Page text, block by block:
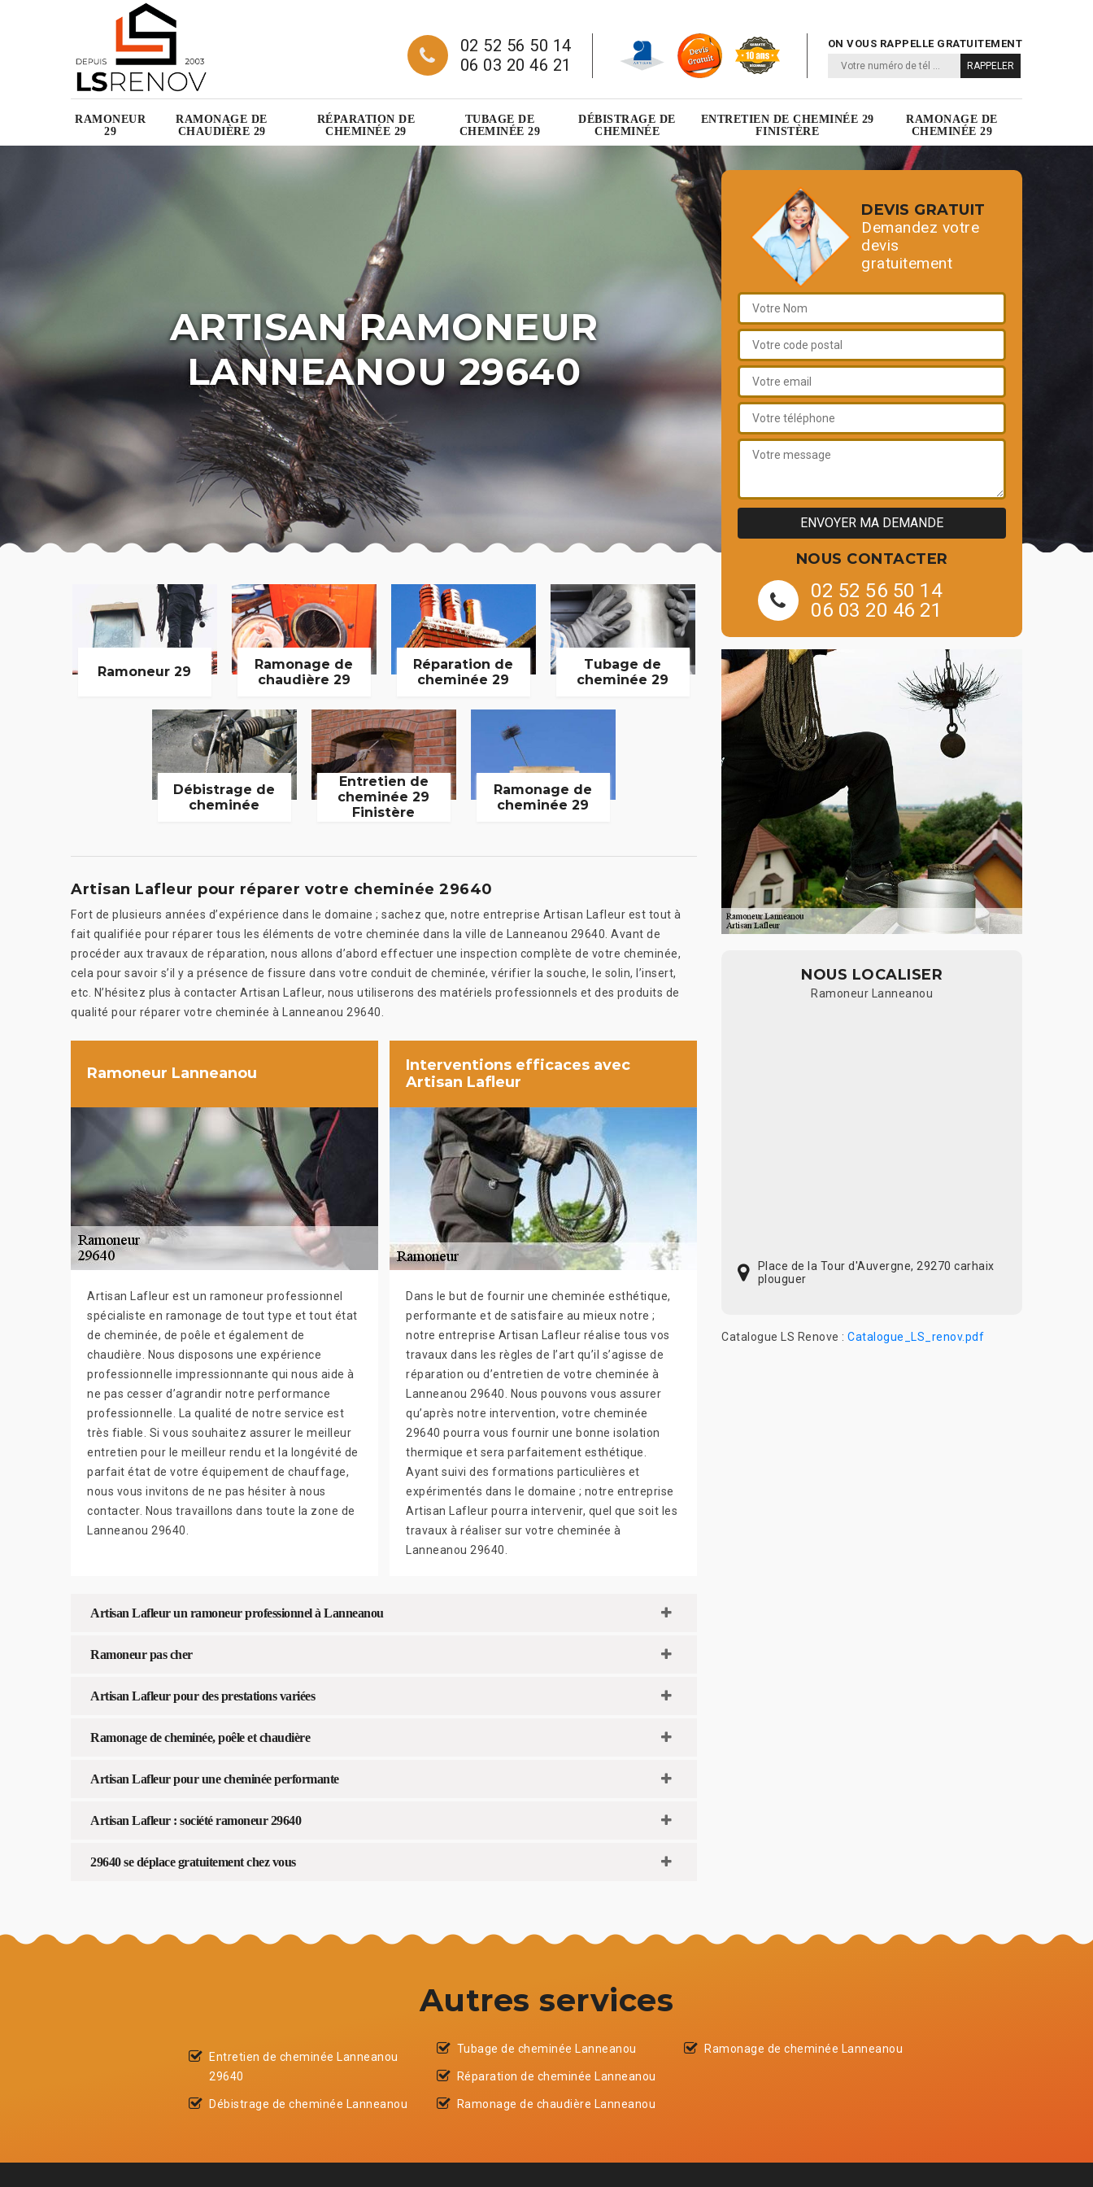
02 52 56 50 14
06 03 20 46 21
ON VOUS RAPPELLE GRATUITEMENT
RAMONEUR
29
RAMONAGE DE
CHAUDIÈRE 29
RÉPARATION DE
CHEMINÉE 29
TUBAGE DE
CHEMINÉE 29
DÉBISTRAGE DE
CHEMINÉE
ENTRETIEN DE CHEMINÉE 29
FINISTÈRE
RAMONAGE DE
CHEMINÉE 29
ARTISAN RAMONEUR
LANNEANOU 29640
Ramoneur 29
Ramonage de
chaudière 29
Réparation de
cheminée 29
Tubage de
cheminée 29
Débistrage de
cheminée
Entretien de
cheminée 29
Finistère
Ramonage de
cheminée 29
Artisan Lafleur pour réparer votre cheminée 29640
Fort de plusieurs années d’expérience dans le domaine ; sachez que, notre entreprise Artisan Lafleur est tout à
fait qualifiée pour réparer tous les éléments de votre cheminée dans la ville de Lanneanou 29640. Avant de
procéder aux travaux de réparation, nous allons d’abord effectuer une inspection complète de votre cheminée,
cela pour savoir s’il y a présence de fissure dans votre conduit de cheminée, vérifier la souche, le solin, l’insert,
etc. N’hésitez plus à contacter Artisan Lafleur, nous utiliserons des matériels professionnels et des produits de
qualité pour réparer votre cheminée à Lanneanou 29640.
Ramoneur Lanneanou
Artisan Lafleur est un ramoneur professionnel
spécialiste en ramonage de tout type et tout état
de cheminée, de poêle et également de
chaudière. Nous disposons une expérience
professionnelle impressionnante qui nous aide à
ne pas cesser d’agrandir notre performance
professionnelle. La qualité de notre service est
très fiable. Si vous souhaitez assurer le meilleur
entretien pour le meilleur rendu et la longévité de
parfait état de votre équipement de chauffage,
nous vous invitons de ne pas hésiter à nous
contacter. Nous travaillons dans toute la zone de
Lanneanou 29640.
Interventions efficaces avec
Artisan Lafleur
Dans le but de fournir une cheminée esthétique,
performante et de satisfaire au mieux notre ;
notre entreprise Artisan Lafleur réalise tous vos
travaux dans les règles de l’art qu’il s’agisse de
réparation ou d’entretien de votre cheminée à
Lanneanou 29640. Nous pouvons vous assurer
qu’après notre intervention, votre cheminée
29640 pourra vous fournir une bonne isolation
thermique et sera parfaitement esthétique.
Ayant suivi des formations particulières et
expérimentés dans le domaine ; notre entreprise
Artisan Lafleur pourra intervenir, quel que soit les
travaux à réaliser sur votre cheminée à
Lanneanou 29640.
Artisan Lafleur un ramoneur professionnel à Lanneanou
Ramoneur pas cher
Artisan Lafleur pour des prestations variées
Ramonage de cheminée, poêle et chaudière
Artisan Lafleur pour une cheminée performante
Artisan Lafleur : société ramoneur 29640
29640 se déplace gratuitement chez vous
DEVIS GRATUIT
Demandez votre
devis
gratuitement
NOUS CONTACTER
02 52 56 50 14
06 03 20 46 21
NOUS LOCALISER
Ramoneur Lanneanou
Place de la Tour d'Auvergne, 29270 carhaix
plouguer
Catalogue LS Renove : Catalogue_LS_renov.pdf
Autres services
Entretien de cheminée Lanneanou
29640
Débistrage de cheminée Lanneanou
Tubage de cheminée Lanneanou
Réparation de cheminée Lanneanou
Ramonage de chaudière Lanneanou
Ramonage de cheminée Lanneanou